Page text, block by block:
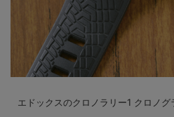
エドックスのクロノラリー1 クロノ